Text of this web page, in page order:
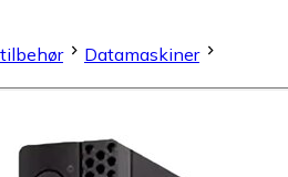
Datamaskiner